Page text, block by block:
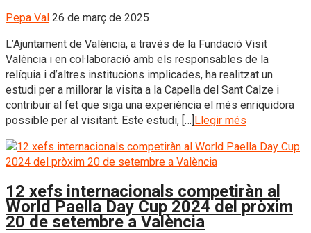
Pepa Val 26 de març de 2025
L’Ajuntament de València, a través de la Fundació Visit
València i en col·laboració amb els responsables de la
relíquia i d’altres institucions implicades, ha realitzat un
estudi per a millorar la visita a la Capella del Sant Calze i
contribuir al fet que siga una experiència el més enriquidora
possible per al visitant. Este estudi, […]Llegir més
12 xefs internacionals competiràn al
World Paella Day Cup 2024 del pròxim
20 de setembre a València